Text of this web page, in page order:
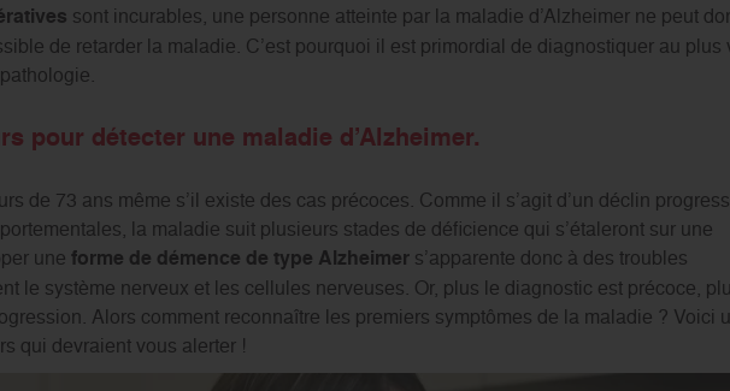
sont incurables, une personne atteinte par la maladie d’Alzheimer ne peut
de retarder la maladie. C’est pourquoi il est primordial de diagnostiquer au plus
pour détecter une maladie d’Alzheimer.
de 73 ans même s’il existe des cas précoces. Comme il s’agit d’un déclin
la maladie suit plusieurs stades de déficience qui s’étaleront sur une
une forme de démence de type Alzheimer s’apparente donc à des troubles
le système nerveux et les cellules nerveuses. Or, plus le diagnostic est précoce,
Alors comment reconnaître les premiers symptômes de la maladie ? Voici
qui devraient vous alerter !